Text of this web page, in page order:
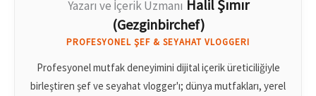
Yazarı ve İçerik Uzmanı Halil Şımır
(Gezginbirchef)
PROFESYONEL ŞEF & SEYAHAT VLOGGERI
Profesyonel mutfak deneyimini dijital içerik üreticiliğiyle
birleştiren şef ve seyahat vlogger'ı; dünya mutfakları, yerel